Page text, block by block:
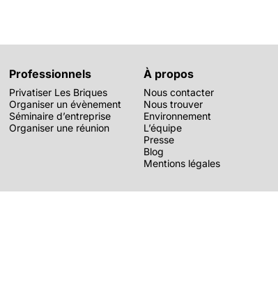
Professionnels
Privatiser Les Briques
Organiser un évènement
Séminaire d’entreprise
Organiser une réunion
À propos
Nous contacter
Nous trouver
Environnement
L’équipe
Presse
Blog
Mentions légales